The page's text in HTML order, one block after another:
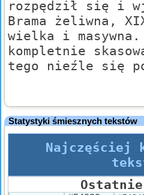
rozpędził się i
Brama żeliwna,
wielka i
kompletnie
tego nieźle się
Statystyki śmiesznych tekstów
Najczęściej